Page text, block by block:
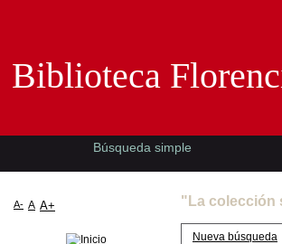
"La colección
Nueva búsqueda
Biblioteca
Búsqueda simple
A- A A+